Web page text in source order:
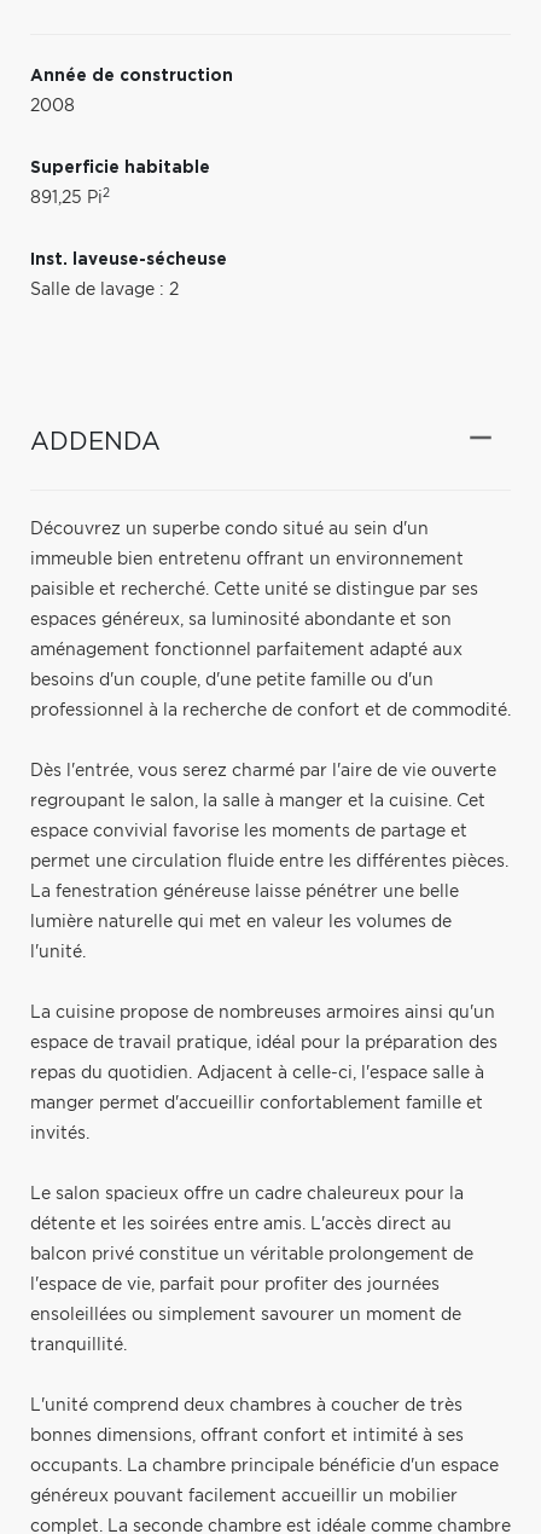
Année de construction
2008
Superficie habitable
891,25 Pi2
Inst. laveuse-sécheuse
Salle de lavage : 2
ADDENDA
Découvrez un superbe condo situé au sein d'un
immeuble bien entretenu offrant un environnement
paisible et recherché. Cette unité se distingue par ses
espaces généreux, sa luminosité abondante et son
aménagement fonctionnel parfaitement adapté aux
besoins d'un couple, d'une petite famille ou d'un
professionnel à la recherche de confort et de commodité.
Dès l'entrée, vous serez charmé par l'aire de vie ouverte
regroupant le salon, la salle à manger et la cuisine. Cet
espace convivial favorise les moments de partage et
permet une circulation fluide entre les différentes pièces.
La fenestration généreuse laisse pénétrer une belle
lumière naturelle qui met en valeur les volumes de
l'unité.
La cuisine propose de nombreuses armoires ainsi qu'un
espace de travail pratique, idéal pour la préparation des
repas du quotidien. Adjacent à celle-ci, l'espace salle à
manger permet d'accueillir confortablement famille et
invités.
Le salon spacieux offre un cadre chaleureux pour la
détente et les soirées entre amis. L'accès direct au
balcon privé constitue un véritable prolongement de
l'espace de vie, parfait pour profiter des journées
ensoleillées ou simplement savourer un moment de
tranquillité.
L'unité comprend deux chambres à coucher de très
bonnes dimensions, offrant confort et intimité à ses
occupants. La chambre principale bénéficie d'un espace
généreux pouvant facilement accueillir un mobilier
complet. La seconde chambre est idéale comme chambre